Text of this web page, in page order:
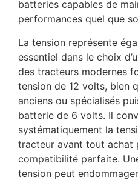
batteries capables de
performances quel que
La tension représente
essentiel dans le choix
des tracteurs modernes
tension de 12 volts, bien
anciens ou spécialisés
batterie de 6 volts. Il
systématiquement la
tracteur avant tout achat
compatibilité parfaite.
tension peut